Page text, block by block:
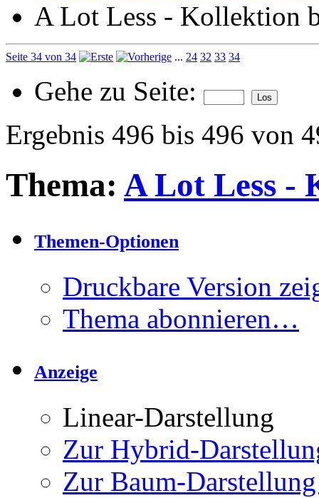
A Lot Less - Kollektion
Seite 34 von 34 ... 24 32 33 34
Gehe zu Seite:
Ergebnis 496 bis 496 von
Thema: A Lot Less -
Themen-Optionen
Druckbare Version
Thema abonnieren…
Anzeige
Linear-Darstellung
Zur Hybrid-
Zur Baum-